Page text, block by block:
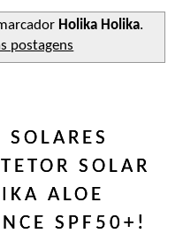
Holika Holika.
postagens
SOLARES
SOLAR
ALOE
SPF50+!